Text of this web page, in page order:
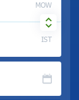
MOW
IST